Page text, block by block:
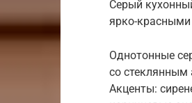
Серый
ярко-
Однотонные
со стеклянным
Акценты: